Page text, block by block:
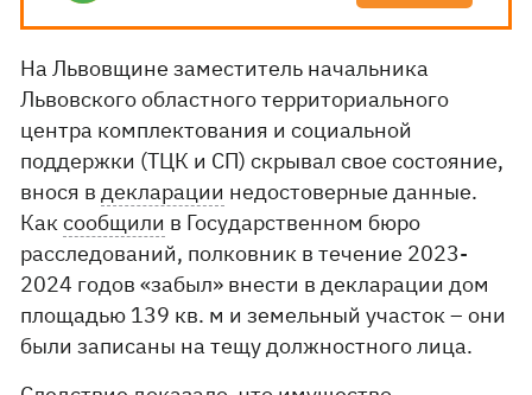
На Львовщине заместитель начальника
Львовского областного территориального
центра комплектования и социальной
поддержки (ТЦК и СП) скрывал свое состояние,
внося вдекларации недостоверные данные.
Каксообщили в Государственном бюро
расследований, полковник в течение 2023-
2024 годов «забыл» внести в декларации дом
площадью 139 кв. м и земельный участок – они
были записаны на тещу должностного лица.